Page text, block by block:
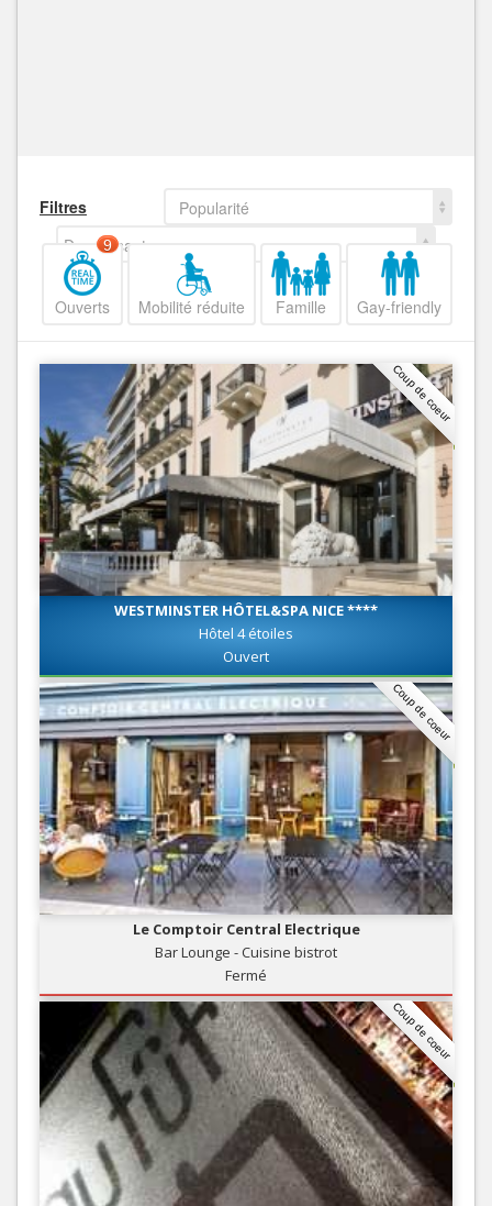
Filtres
Popularité
Decroissant
Ouverts
9
Mobilité réduite Famille Gay-friendly
Coup de coeur
WESTMINSTER HÔTEL&SPA NICE ****
Hôtel 4 étoiles
Ouvert
Coup de coeur
Le Comptoir Central Electrique
Bar Lounge - Cuisine bistrot
Fermé
Coup de coeur